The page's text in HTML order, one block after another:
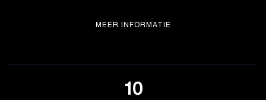
MEER INFORMATIE
10